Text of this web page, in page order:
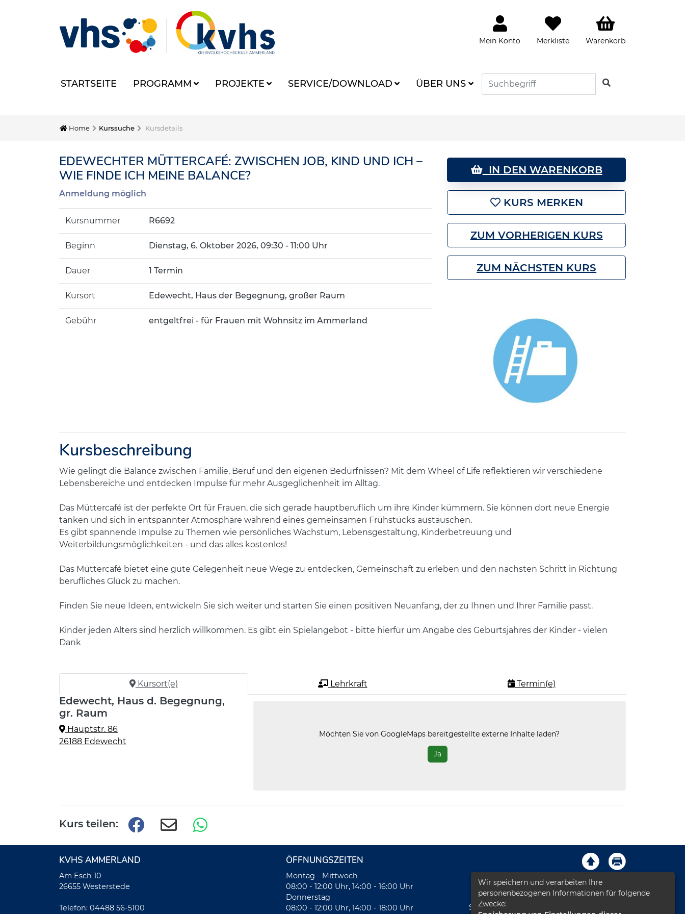
Mein Konto Merkliste Warenkorb
STARTSEITE PROGRAMM PROJEKTE SERVICE/DOWNLOAD ÜBER UNS SUCHEN
Home Kurssuche Kursdetails
EDEWECHTER MÜTTERCAFÉ: ZWISCHEN JOB, KIND UND ICH –
WIE FINDE ICH MEINE BALANCE?
Anmeldung möglich
Kursnummer R6692
Beginn Dienstag, 6. Oktober 2026, 09:30 - 11:00 Uhr
Dauer 1 Termin
Kursort Edewecht, Haus der Begegnung, großer Raum
Gebühr entgeltfrei - für Frauen mit Wohnsitz im Ammerland
IN DEN WARENKORB
KURS MERKEN
ZUM VORHERIGEN KURS
ZUM NÄCHSTEN KURS
Kursbeschreibung
Wie gelingt die Balance zwischen Familie, Beruf und den eigenen Bedürfnissen? Mit dem Wheel of Life reflektieren wir verschiedene
Lebensbereiche und entdecken Impulse für mehr Ausgeglichenheit im Alltag.
Das Müttercafé ist der perfekte Ort für Frauen, die sich gerade hauptberuflich um ihre Kinder kümmern. Sie können dort neue Energie
tanken und sich in entspannter Atmosphäre während eines gemeinsamen Frühstücks austauschen.
Es gibt spannende Impulse zu Themen wie persönliches Wachstum, Lebensgestaltung, Kinderbetreuung und
Weiterbildungsmöglichkeiten - und das alles kostenlos!
Das Müttercafé bietet eine gute Gelegenheit neue Wege zu entdecken, Gemeinschaft zu erleben und den nächsten Schritt in Richtung
berufliches Glück zu machen.
Finden Sie neue Ideen, entwickeln Sie sich weiter und starten Sie einen positiven Neuanfang, der zu Ihnen und Ihrer Familie passt.
Kinder jeden Alters sind herzlich willkommen. Es gibt ein Spielangebot - bitte hierfür um Angabe des Geburtsjahres der Kinder - vielen
Dank
Kursort(e) Lehrkraft Termin(e)
Edewecht, Haus d. Begegnung,
gr. Raum
Hauptstr. 86
26188 Edewecht
Möchten Sie vonGoogleMaps bereitgestellte externe Inhalte laden?
Ja
Kurs teilen:
KVHS AMMERLAND
Am Esch 10
26655 Westerstede
Telefon: 04488 56-5100
ÖFFNUNGSZEITEN
Montag - Mittwoch
08:00 - 12:00 Uhr, 14:00 - 16:00 Uhr
Donnerstag
08:00 - 12:00 Uhr, 14:00 - 18:00 Uhr
Impressum AGB Kontakt
Sitemap
Wir speichern und verarbeiten Ihre
personenbezogenen Informationen für folgende
Zwecke: